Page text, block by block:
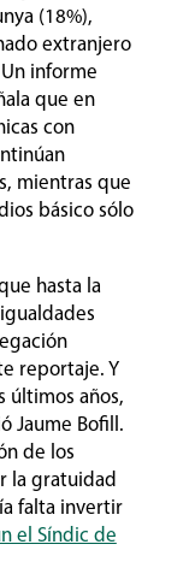
(18%),
extranjero
Un informe
que en
con
mientras que
básico sólo
hasta la
reportaje. Y
últimos años,
Jaume Bofill.
de los
la gratuidad
falta invertir
el Síndic de